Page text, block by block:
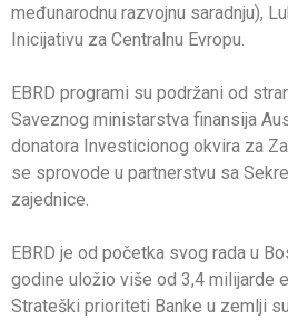
međunarodnu razvojnu saradnju),
Inicijativu za Centralnu Evropu.
EBRD programi su podržani od
Saveznog ministarstva finansija
donatora Investicionog okvira za
se sprovode u partnerstvu sa
zajednice.
EBRD je od početka svog rada u
godine uložio više od 3,4 milijarde
Strateški prioriteti Banke u zemlji